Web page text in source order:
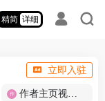
精简 详细
立即入驻
作者主页视频批量提取